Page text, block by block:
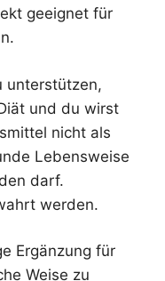
geeignet für
unterstützen,
und du wirst
nicht als
Lebensweise
darf.
werden.
Ergänzung für
Weise zu